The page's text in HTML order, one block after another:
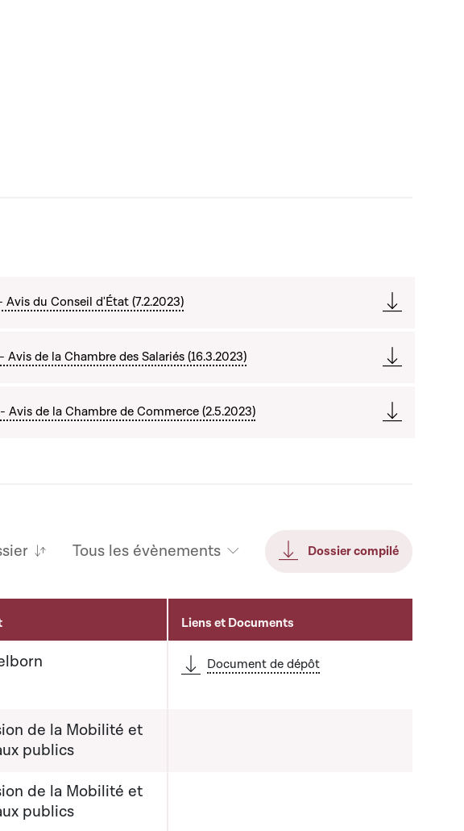
du Conseil d'État (7.2.2023)
de la Chambre des Salariés (16.3.2023)
de la Chambre de Commerce (2.5.2023)
Tous les évènements Dossier compilé
Liens et Documents
Document de dépôt
de la Mobilité et
publics
de la Mobilité et
publics